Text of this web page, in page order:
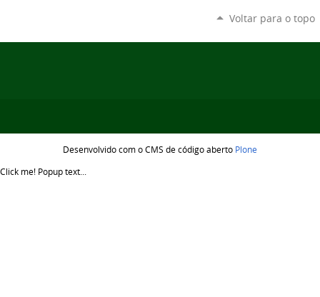
Voltar para o topo
Desenvolvido com o CMS de código aberto Plone
Click me! Popup text...